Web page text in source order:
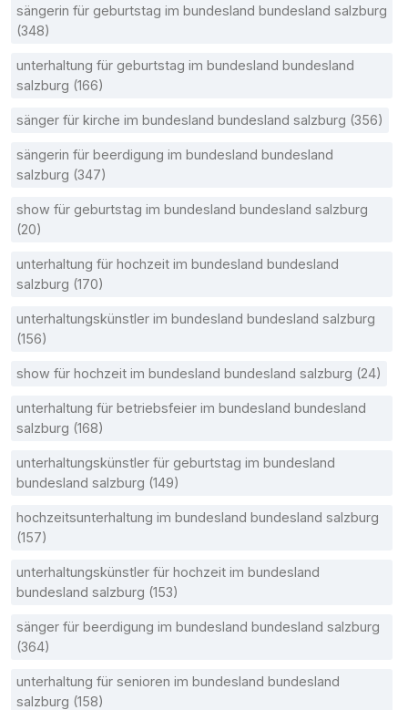
sängerin für geburtstag im bundesland bundesland salzburg
(348)
unterhaltung für geburtstag im bundesland bundesland
salzburg (166)
sänger für kirche im bundesland bundesland salzburg (356)
sängerin für beerdigung im bundesland bundesland
salzburg (347)
show für geburtstag im bundesland bundesland salzburg
(20)
unterhaltung für hochzeit im bundesland bundesland
salzburg (170)
unterhaltungskünstler im bundesland bundesland salzburg
(156)
show für hochzeit im bundesland bundesland salzburg (24)
unterhaltung für betriebsfeier im bundesland bundesland
salzburg (168)
unterhaltungskünstler für geburtstag im bundesland
bundesland salzburg (149)
hochzeitsunterhaltung im bundesland bundesland salzburg
(157)
unterhaltungskünstler für hochzeit im bundesland
bundesland salzburg (153)
sänger für beerdigung im bundesland bundesland salzburg
(364)
unterhaltung für senioren im bundesland bundesland
salzburg (158)